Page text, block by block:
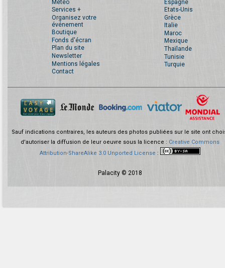
Météo
Services +
Organisez votre
événement
Boutique
Fonds d'écran
Plan du site
Newsletter
Mentions légales
Contact
Espagne
Etats-Unis
Grèce
Italie
Maroc
Mexique
Thaïlande
Tunisie
Turquie
Sauf indications contraires, les auteurs des photos publiées sur le site ont
d'autoriser la diffusion de leur oeuvre sous la licence : Creative Commons
Attribution-ShareAlike 3.0 Unported License :
Palacity © 2018